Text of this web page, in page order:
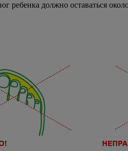
ребенка должно оставаться